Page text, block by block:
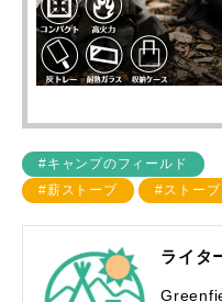
#キャンプのフィールド
#薪ストーブ
#ストー
ライタ